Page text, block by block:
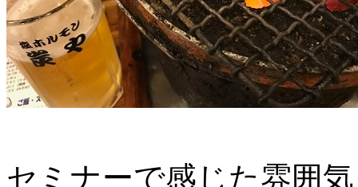
セミナーで感じた雰囲